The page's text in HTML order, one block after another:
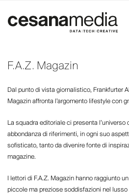
contenuto
F.A.Z. Magazin
Dal punto di vista giornalistico, Frankfurter
Magazin affronta l’argomento lifestyle con
La squadra editoriale ci presenta
abbondanza di riferimenti, in ogni suo
sofisticato, tanto da divenire fonte di
magazine.
I lettori di F.A.Z. Magazin hanno raggiunto
piccole ma preziose soddisfazioni nel